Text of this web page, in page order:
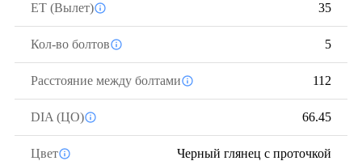
ЕТ (Вылет) 35
Кол-во болтов 5
Расстояние между болтами 112
DIA (ЦО) 66.45
Цвет Черный глянец с проточкой